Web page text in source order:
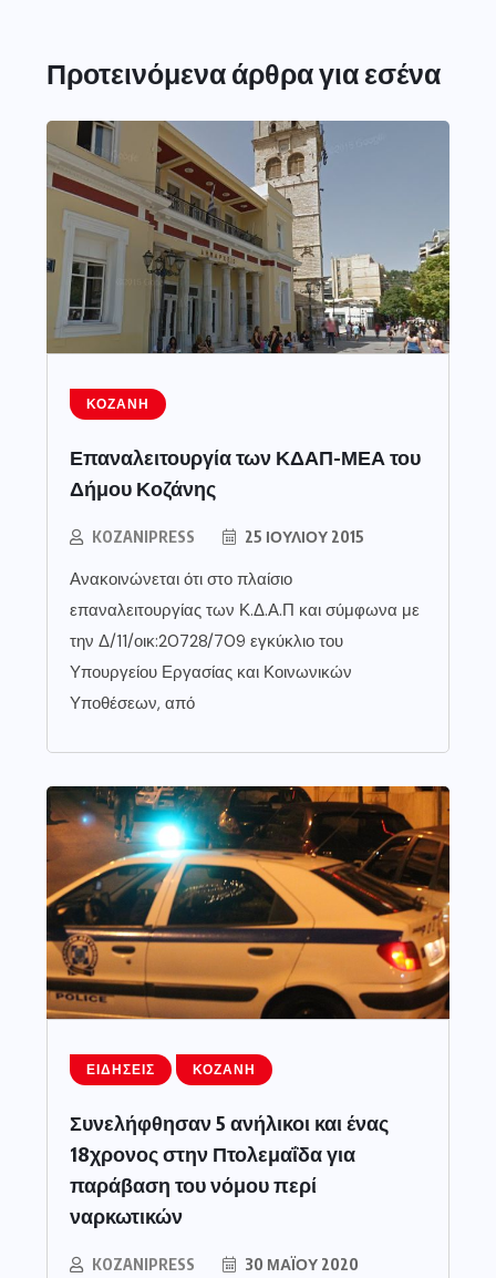
Προτεινόμενα άρθρα για εσένα
ΚΟΖΆΝΗ
Επαναλειτουργία των ΚΔΑΠ-ΜΕΑ του
Δήμου Κοζάνης
KOZANIPRESS 25 ΙΟΥΛΊΟΥ 2015
Ανακοινώνεται ότι στο πλαίσιο
επαναλειτουργίας των Κ.Δ.Α.Π και σύμφωνα με
την Δ/11/οικ:20728/709 εγκύκλιο του
Υπουργείου Εργασίας και Κοινωνικών
Υποθέσεων, από
ΕΙΔΉΣΕΙΣ ΚΟΖΆΝΗ
Συνελήφθησαν 5 ανήλικοι και ένας
18χρονος στην Πτολεμαΐδα για
παράβαση του νόμου περί
ναρκωτικών
KOZANIPRESS 30 ΜΑΪ́ΟΥ 2020